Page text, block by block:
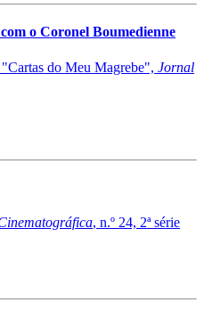
o Coronel Boumedienne
do Meu Magrebe", Jornal
, n.º 24, 2ª série